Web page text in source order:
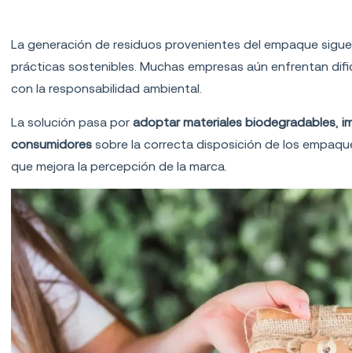
La generación de residuos provenientes del empaque
prácticas sostenibles. Muchas empresas aún enfrentan
con la responsabilidad ambiental.
La solución pasa poradoptar materiales biodegradables ,
consumidores sobre la correcta disposición de los
que mejora la percepción de la marca.